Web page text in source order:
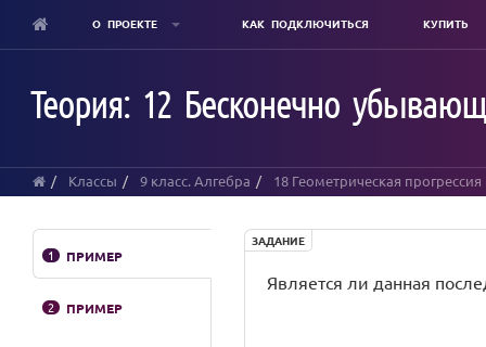
content
О ПРОЕКТЕ КАК ПОДКЛЮЧИТЬСЯ КУПИТЬ
Теория: 12 Бесконечно
Классы 9 класс. Алгебра 18 Геометрическая прогрессия
1 ПРИМЕР
2 ПРИМЕР
ЗАДАНИЕ
Является ли данная